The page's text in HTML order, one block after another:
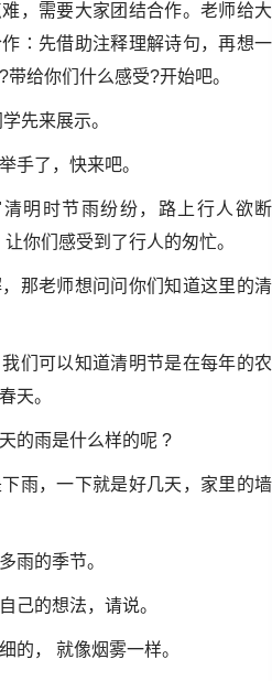
，需要大家团结合作。老师给大
∶ 先借助注释理解诗句，再想一
?带给你们什么感受?开始吧。
先来展示。
手了，快来吧。
清明时节雨纷纷，路上行人欲断
你们感受到了行人的匆忙。
那老师想问问你们知道这里的清
们可以知道清明节是在每年的农
天。
的雨是什么样的呢 ?
雨，一下就是好几天，家里的墙
雨的季节。
己的想法，请说。
的， 就像烟雾一样。